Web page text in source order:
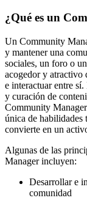
Estrategias
Publicitarias,
Alianzas,
Clientes,
Innovación,
Tecnología,
Noticias,
Artículos,
Gente,
Contenidos
de
Calidad,
Eventos
de
Marketing,
Mercadotecnia,
Eventos
¿Qué es un
Un Community
y mantener una
sociales, un foro o
acogedor y atractivo
e interactuar entre
y curación de
Community
única de habilidades
convierte en un
Algunas de las
Manager incluyen:
Desarrollar e
comunidad